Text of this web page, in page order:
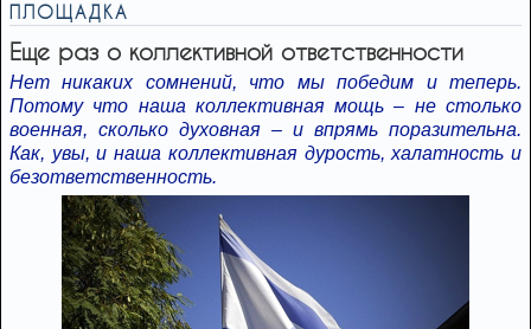
ПЛОЩАДКА
Еще раз о коллективной ответственности
Нет никаких сомнений, что мы победим и теперь.
Потому что наша коллективная мощь – не столько
военная, сколько духовная – и впрямь поразительна.
Как, увы, и наша коллективная дурость, халатность и
безответственность.